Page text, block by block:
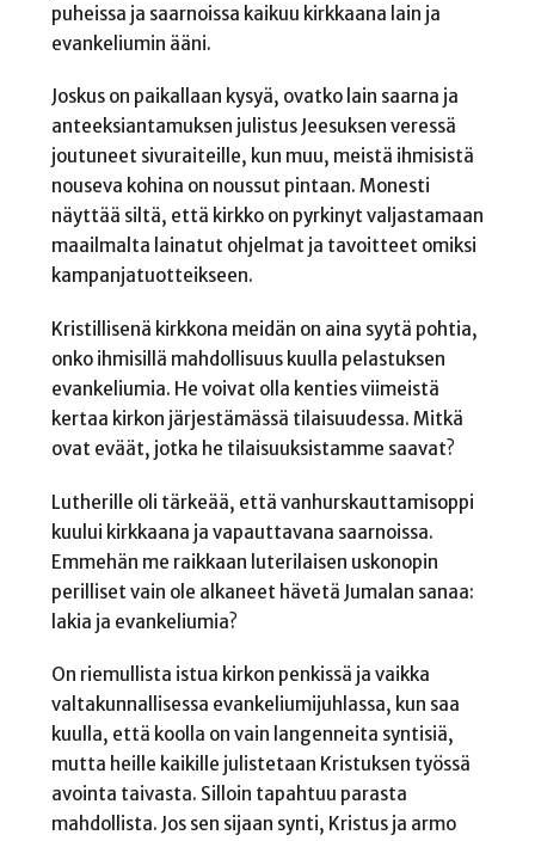
puheissa ja saarnoissa kaikuu kirkkaana lain ja
evankeliumin ääni.
Joskus on paikallaan kysyä, ovatko lain saarna ja
anteeksiantamuksen julistus Jeesuksen veressä
joutuneet sivuraiteille, kun muu, meistä ihmisistä
nouseva kohina on noussut pintaan. Monesti
näyttää siltä, että kirkko on pyrkinyt valjastamaan
maailmalta lainatut ohjelmat ja tavoitteet omiksi
kampanjatuotteikseen.
Kristillisenä kirkkona meidän on aina syytä pohtia,
onko ihmisillä mahdollisuus kuulla pelastuksen
evankeliumia. He voivat olla kenties viimeistä
kertaa kirkon järjestämässä tilaisuudessa. Mitkä
ovat eväät, jotka he tilaisuuksistamme saavat?
Lutherille oli tärkeää, että vanhurskauttamisoppi
kuului kirkkaana ja vapauttavana saarnoissa.
Emmehän me raikkaan luterilaisen uskonopin
perilliset vain ole alkaneet hävetä Jumalan sanaa:
lakia ja evankeliumia?
On riemullista istua kirkon penkissä ja vaikka
valtakunnallisessa evankeliumijuhlassa, kun saa
kuulla, että koolla on vain langenneita syntisiä,
mutta heille kaikille julistetaan Kristuksen työssä
avointa taivasta. Silloin tapahtuu parasta
mahdollista. Jos sen sijaan synti, Kristus ja armo